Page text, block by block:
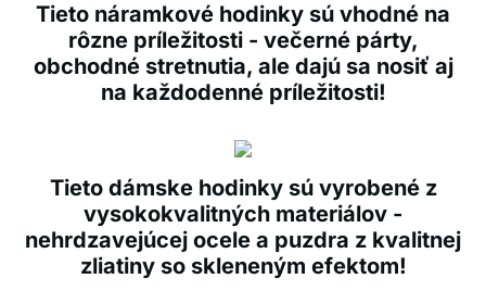
Tieto náramkové hodinky sú vhodné na
rôzne príležitosti - večerné párty,
obchodné stretnutia, ale dajú sa nosiť aj
na každodenné príležitosti!
Tieto dámske hodinky sú vyrobené z
vysokokvalitných materiálov -
nehrdzavejúcej ocele a puzdra z kvalitnej
zliatiny so skleneným efektom!